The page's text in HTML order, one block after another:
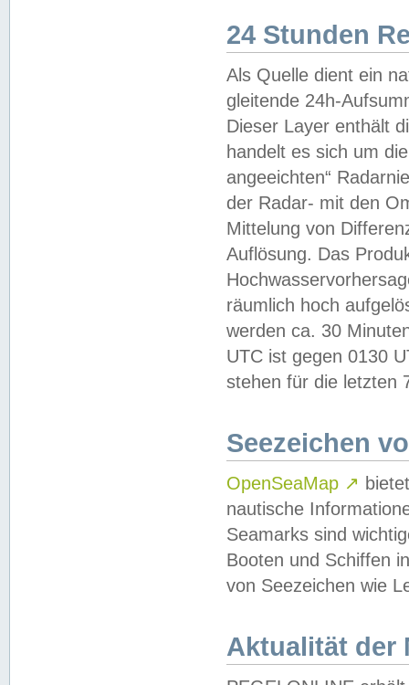
24 Stunden
Als Quelle dient ein
gleitende 24h-
Dieser Layer enthält
handelt es sich um
angeeichten“
der Radar- mit den
Mittelung von
Auflösung. Das
räumlich hoch
werden ca. 30
UTC ist gegen 0130
stehen für die letzten
Seezeichen
OpenSeaMap ↗
nautische
Seamarks sind
Booten und Schiffen
von Seezeichen wie
Aktualität der